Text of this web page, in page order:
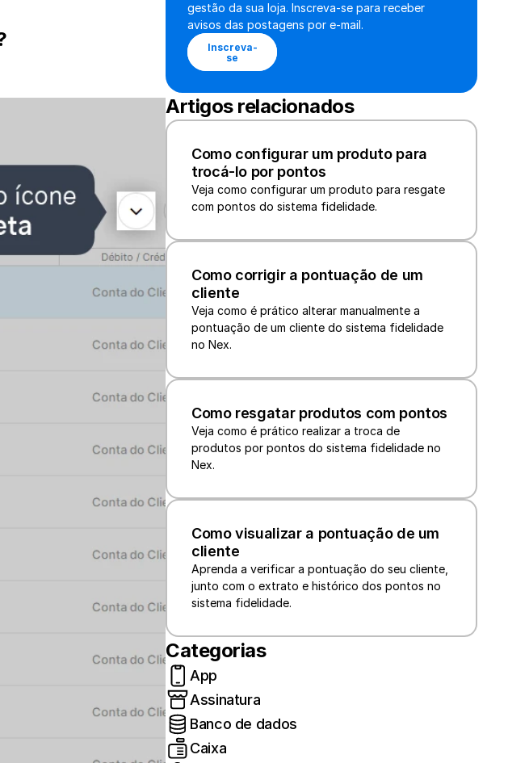
gestão da sua loja. Inscreva-se para receber
avisos das postagens por e-mail.
Inscreva-
se
Artigos relacionados
Como configurar um produto para
trocá-lo por pontos
Veja como configurar um produto para resgate
com pontos do sistema fidelidade.
Como corrigir a pontuação de um
cliente
Veja como é prático alterar manualmente a
pontuação de um cliente do sistema fidelidade
no Nex.
Como resgatar produtos com pontos
Veja como é prático realizar a troca de
produtos por pontos do sistema fidelidade no
Nex.
Como visualizar a pontuação de um
cliente
Aprenda a verificar a pontuação do seu cliente,
junto com o extrato e histórico dos pontos no
sistema fidelidade.
Categorias
App
Assinatura
Banco de dados
Caixa